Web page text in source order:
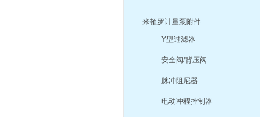
米顿罗计量泵附件
Y型过滤器
安全阀/背压阀
脉冲阻尼器
电动冲程控制器